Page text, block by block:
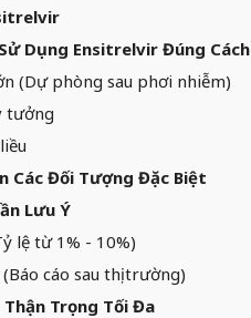
Dụng Ensitrelvir Đúng Cách
(Dự phòng sau phơi nhiễm)
tưởng
Các Đối Tượng Đặc Biệt
Lưu Ý
lệ từ 1% - 10%)
cáo sau thị trường)
Thận Trọng Tối Đa